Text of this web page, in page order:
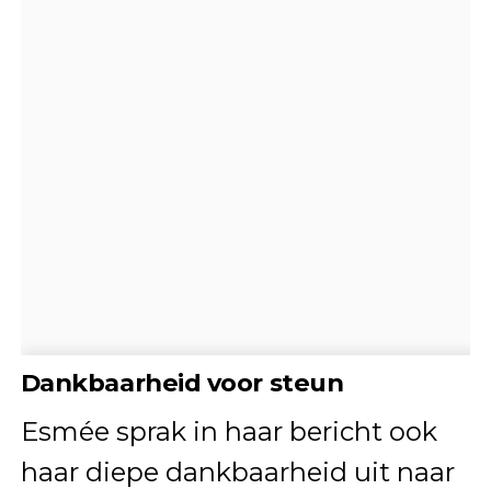
Dankbaarheid voor steun
Esmée sprak in haar bericht ook
haar diepe dankbaarheid uit naar